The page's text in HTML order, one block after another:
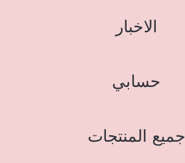
الاخبار
حسابي
جميع المنتجات